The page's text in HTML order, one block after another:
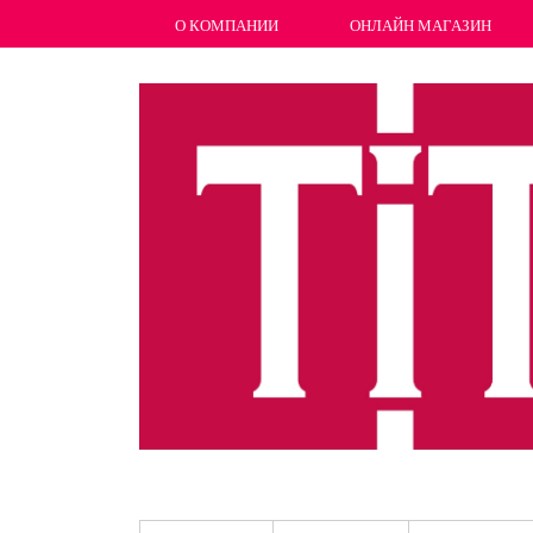
О КОМПАНИИ ОНЛАЙН МАГАЗИН